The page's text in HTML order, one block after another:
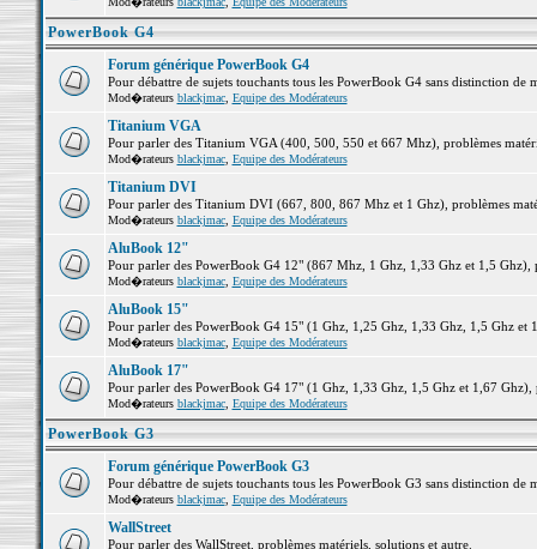
PowerBook G4
Forum générique PowerBook G4
Pour débattre de sujets touchants tous les PowerBook G4 sans distinction de
Mod�rateurs blackjmac, Equipe des Modérateurs
Titanium VGA
Pour parler des Titanium VGA (400, 500, 550 et 667 Mhz), problèmes
Mod�rateurs blackjmac, Equipe des Modérateurs
Titanium DVI
Pour parler des Titanium DVI (667, 800, 867 Mhz et 1 Ghz), problèmes
Mod�rateurs blackjmac, Equipe des Modérateurs
AluBook 12"
Pour parler des PowerBook G4 12" (867 Mhz, 1 Ghz, 1,33 Ghz et 1,5 Ghz),
Mod�rateurs blackjmac, Equipe des Modérateurs
AluBook 15"
Pour parler des PowerBook G4 15" (1 Ghz, 1,25 Ghz, 1,33 Ghz, 1,5 Ghz et
Mod�rateurs blackjmac, Equipe des Modérateurs
AluBook 17"
Pour parler des PowerBook G4 17" (1 Ghz, 1,33 Ghz, 1,5 Ghz et 1,67 Ghz),
Mod�rateurs blackjmac, Equipe des Modérateurs
PowerBook G3
Forum générique PowerBook G3
Pour débattre de sujets touchants tous les PowerBook G3 sans distinction de
Mod�rateurs blackjmac, Equipe des Modérateurs
WallStreet
Pour parler des WallStreet, problèmes matériels, solutions et autre.